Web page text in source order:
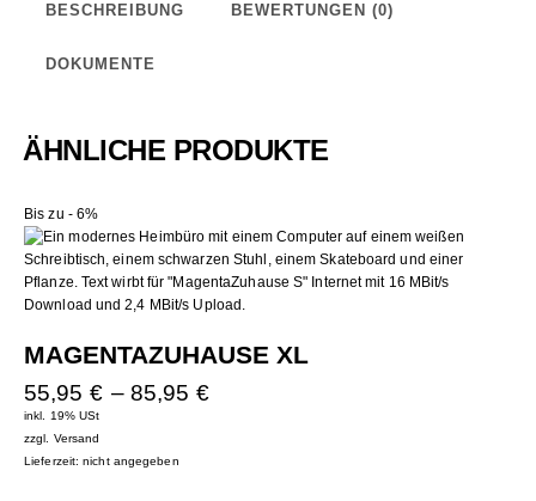
BESCHREIBUNG BEWERTUNGEN (0)
DOKUMENTE
ÄHNLICHE PRODUKTE
Bis zu - 6%
MAGENTAZUHAUSE XL
55,95 € – 85,95 €
inkl. 19% USt
zzgl. Versand
Lieferzeit: nicht angegeben